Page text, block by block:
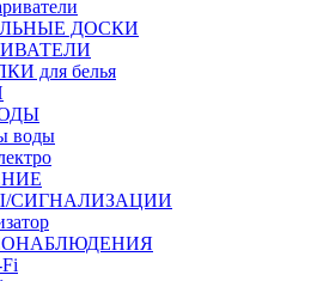
ДОСКИ
для белья
воды